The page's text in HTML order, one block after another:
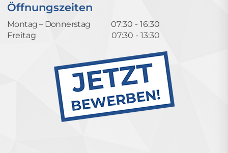
Öffnungszeiten
Montag – Donnerstag
07:30 - 16:30
Freitag
07:30 - 13:30